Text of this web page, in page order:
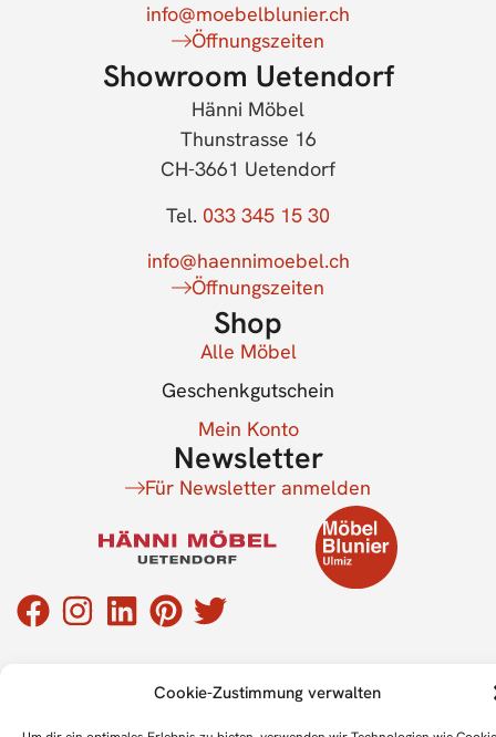
Cookie-Zustimmung verwalten
info@moebelblunier.ch
Öffnungszeiten
Showroom Uetendorf
Hänni Möbel
Thunstrasse 16
CH-3661 Uetendorf
Tel. 033 345 15 30
info@haennimoebel.ch
Öffnungszeiten
Shop
Alle Möbel
Geschenkgutschein
Mein Konto
Newsletter
Für Newsletter anmelden
Impressum Datenschutz Cookie-Richtlinie